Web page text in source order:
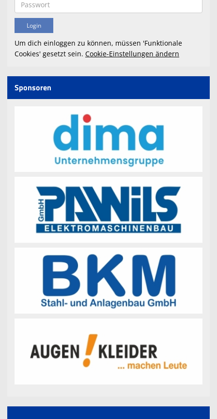
Um dich einloggen zu können, müssen 'Funktionale
Cookies' gesetzt sein. Cookie-Einstellungen ändern
Sponsoren